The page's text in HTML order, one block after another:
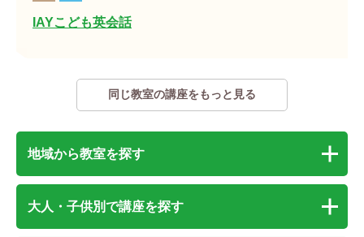
IAYこども英会話
同じ教室の講座をもっと見る
地域から教室を探す
大人・子供別で講座を探す